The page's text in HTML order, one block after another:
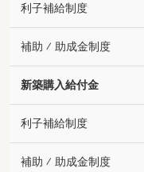
利子補給制度
補助 ⁄ 助成金制度
新築購入給付金
利子補給制度
補助 ⁄ 助成金制度